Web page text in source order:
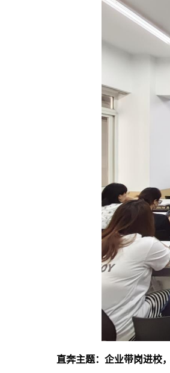
直奔主题：企业带岗进校